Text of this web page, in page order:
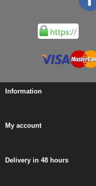
Information
My account
Delivery in 48 hours